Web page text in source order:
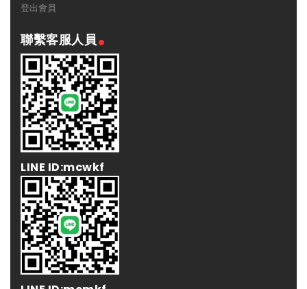
登出會員
聯繫客服人員
LINE ID:mcwkf